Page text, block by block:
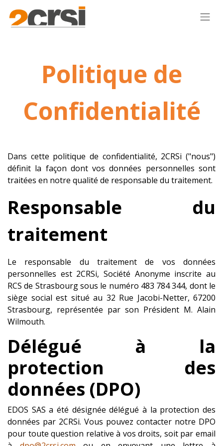
Politique de
Confidentialité
Dans cette politique de confidentialité, 2CRSi ("nous")
définit la façon dont vos données personnelles sont
traitées en notre qualité de responsable du traitement.
Responsable du
traitement
Le responsable du traitement de vos données
personnelles est 2CRSi, Société Anonyme inscrite au
RCS de Strasbourg sous le numéro 483 784 344, dont le
siège social est situé au 32 Rue Jacobi-Netter, 67200
Strasbourg, représentée par son Président M. Alain
Wilmouth.
Délégué à la
protection des
données (DPO)
EDOS SAS a été désignée délégué à la protection des
données par 2CRSi. Vous pouvez contacter notre DPO
pour toute question relative à vos droits, soit par email